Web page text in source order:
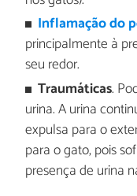
Inflamação do
principalmente à
seu redor.
Traumáticas.
urina. A urina
expulsa para o
para o gato, pois
presença de urina